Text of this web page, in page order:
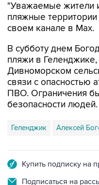
"Уважаемые жители
пляжные
своем канале в Max.
В субботу днем
пляжи в
Дивноморском
связи с опасностью
ПВО. Ограничения
безопасности людей.
Геленджик Алексей
Купить подписку на
Подписаться на